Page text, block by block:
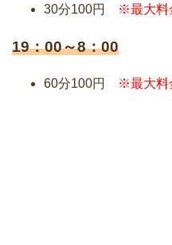
30分100円 ※最大料
19：00～8：00
60分100円 ※最大料